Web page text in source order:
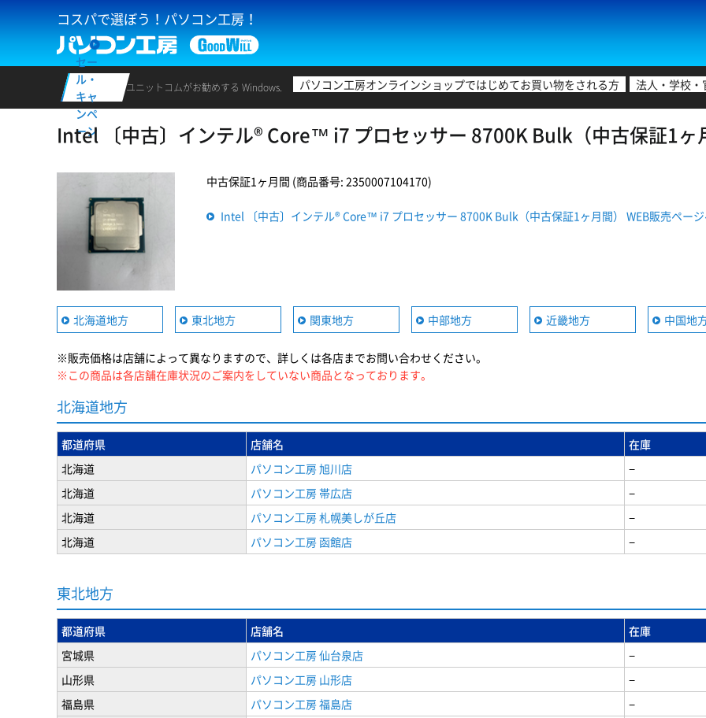
コスパで選ぼう！パソコン工房！
セー
ル・
キャ
ンペ
ーン
ユニットコムがお勧めする Windows. パソコン工房オンラインショップではじめてお買い物をされる方 法人・学校
Intel 〔中古〕インテル® Core™ i7 プロセッサー 8700K Bulk（中古保証1ヶ
中古保証1ヶ月間 (商品番号: 2350007104170)
Intel 〔中古〕インテル® Core™ i7 プロセッサー 8700K Bulk（中古保証1ヶ月間） WEB販売ペー
北海道地方 東北地方 関東地方 中部地方 近畿地方 中国地
※販売価格は店舗によって異なりますので、詳しくは各店までお問い合わせください。
※この商品は各店舗在庫状況のご案内をしていない商品となっております。
北海道地方
都道府県 店舗名
在庫
北海道
パソコン工房 旭川店
−
北海道
パソコン工房 帯広店
−
北海道
パソコン⼯房 札幌美しが丘店
−
北海道
パソコン工房 函館店 −
東北地方
都道府県 店舗名
在庫
宮城県
パソコン工房 仙台泉店
−
山形県
パソコン工房 山形店
−
福島県
パソコン工房 福島店
−